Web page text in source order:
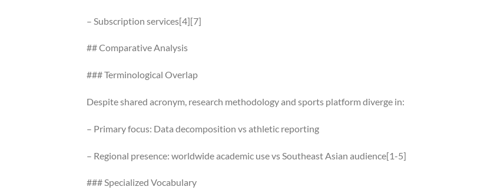
– Subscription services[4][7]
## Comparative Analysis
### Terminological Overlap
Despite shared acronym, research methodology and sports platform diverge in:
– Primary focus: Data decomposition vs athletic reporting
– Regional presence: worldwide academic use vs Southeast Asian audience[1-5]
### Specialized Vocabulary